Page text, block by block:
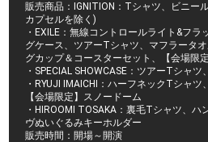
販売商品：IGNITION：Tシャツ、ビニー
カプセルを除く)
・EXILE：無線コントロールライト&フ
グケース、ツアーTシャツ、マフラータ
グカップ＆コースターセット、【会場限
・SPECIAL SHOWCASE：ツアーTシャ
・RYUJI IMAICHI：ハーフネックTシャツ
【会場限定】スノードーム
・HIROOMI TOSAKA：裏毛Tシャツ、
ヴぬいぐるみキーホルダー
販売時間：開場～開演